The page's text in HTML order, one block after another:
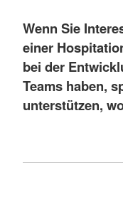
Wenn Sie
einer
bei der
Teams haben,
unterstützen,